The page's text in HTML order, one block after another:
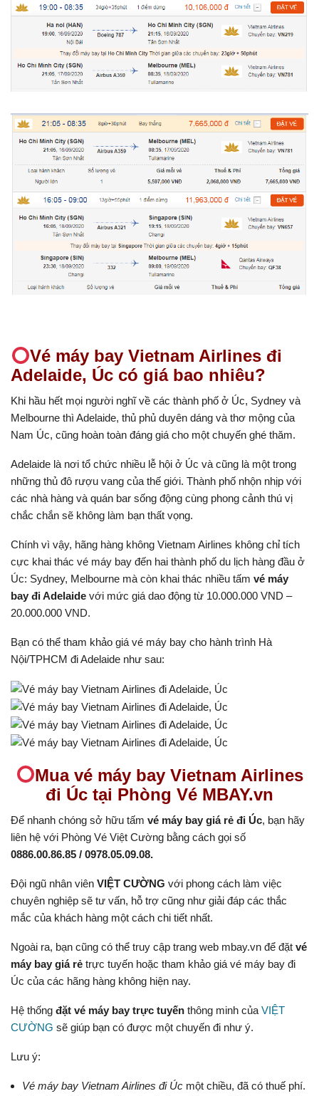
Vé máy bay Vietnam Airlines đi
Adelaide, Úc có giá bao nhiêu?
Khi hầu hết mọi người nghĩ về các thành phố ở Úc, Sydney và
Melbourne thì Adelaide, thủ phủ duyên dáng và thơ mộng của
Nam Úc, cũng hoàn toàn đáng giá cho một chuyến ghé thăm.
Adelaide là nơi tổ chức nhiều lễ hội ở Úc và cũng là một trong
những thủ đô rượu vang của thế giới. Thành phố nhộn nhịp với
các nhà hàng và quán bar sống động cùng phong cảnh thú vị
chắc chắn sẽ không làm bạn thất vọng.
Chính vì vậy, hãng hàng không Vietnam Airlines không chỉ tích
cực khai thác vé máy bay đến hai thành phố du lịch hàng đầu ở
Úc: Sydney, Melbourne mà còn khai thác nhiều tấm vé máy
bay đi Adelaide với mức giá dao động từ 10.000.000 VND –
20.000.000 VND.
Bạn có thể tham khảo giá vé máy bay cho hành trình Hà
Nội/TPHCM đi Adelaide như sau:
Mua vé máy bay Vietnam Airlines
đi Úc tại Phòng Vé MBAY.vn
Để nhanh chóng sở hữu tấm vé máy bay giá rẻ đi Úc, bạn hãy
liên hệ với Phòng Vé Việt Cường bằng cách gọi số
0886.00.86.85 / 0978.05.09.08.
Đội ngũ nhân viên VIỆT CƯỜNG với phong cách làm việc
chuyên nghiệp sẽ tư vấn, hỗ trợ cũng như giải đáp các thắc
mắc của khách hàng một cách chi tiết nhất.
Ngoài ra, bạn cũng có thể truy cập trang web mbay.vn để đặt vé
máy bay giá rẻ trực tuyến hoặc tham khảo giá vé máy bay đi
Úc của các hãng hàng không hiện nay.
Hệ thống đặt vé máy bay trực tuyến thông minh của VIỆT
CƯỜNG sẽ giúp bạn có được một chuyến đi như ‎‎ý.
Lưu ý:
Vé máy bay Vietnam Airlines đi Úc một chiều, đã có thuế phí.